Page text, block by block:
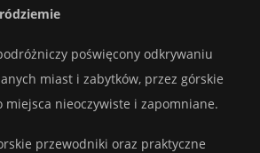
poświęcony odkrywaniu
miast i zabytków, przez górskie
miejsca nieoczywiste i zapomniane.
przewodniki oraz praktyczne